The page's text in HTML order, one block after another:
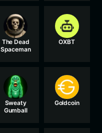
The Dead
Spaceman
OXBT
Sweaty
Gumball
Goldcoin